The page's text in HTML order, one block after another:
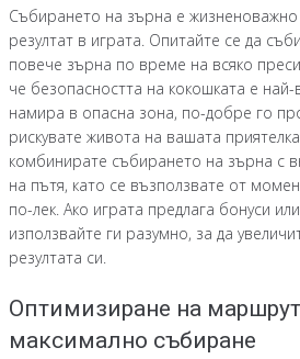
Събирането на зърна е жизненоважно
резултат в играта. Опитайте се да
повече зърна по време на всяко
че безопасността на кокошката е
намира в опасна зона, по-добре го
рискувате живота на вашата
комбинирате събирането на зърна с
на пътя, като се възползвате от
по-лек. Ако играта предлага бонуси
използвайте ги разумно, за да
резултата си.
Оптимизиране на
максимално събиране